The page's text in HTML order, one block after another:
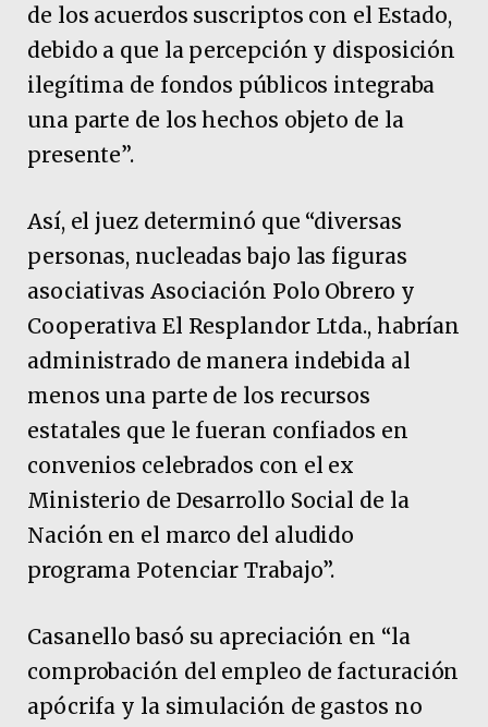
de los acuerdos suscriptos con el Estado,
debido a que la percepción y disposición
ilegítima de fondos públicos integraba
una parte de los hechos objeto de la
presente”.
Así, el juez determinó que “diversas
personas, nucleadas bajo las figuras
asociativas Asociación Polo Obrero y
Cooperativa El Resplandor Ltda., habrían
administrado de manera indebida al
menos una parte de los recursos
estatales que le fueran confiados en
convenios celebrados con el ex
Ministerio de Desarrollo Social de la
Nación en el marco del aludido
programa Potenciar Trabajo”.
Casanello basó su apreciación en “la
comprobación del empleo de facturación
apócrifa y la simulación de gastos no